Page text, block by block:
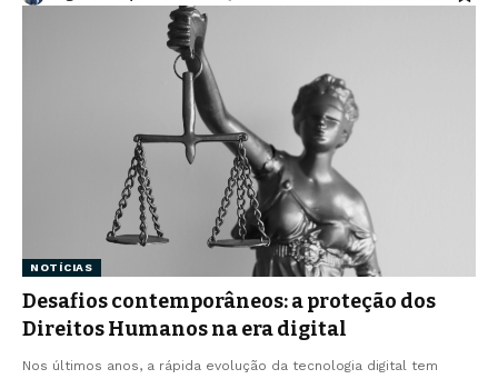
NOTÍCIAS
Desafios contemporâneos: a proteção dos
Direitos Humanos na era digital
Nos últimos anos, a rápida evolução da tecnologia digital tem